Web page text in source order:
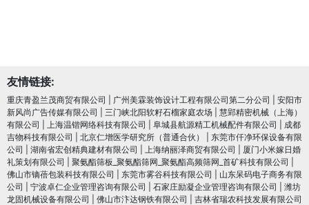
友情链接:
重庆青盈兰茂商贸有限公司 广州美霖装饰设计工程有限公司第二分公司
安阳市
新风尚广告传媒有限公司
三门峡北阳软籽石榴家庭农场
慧郢精密机械（上海）
有限公司
上海温锴网络科技有限公司 阜城县航源精工机械配件有限公司
成都
吉物科技有限公司
北京仁增医学研究所（普通合伙）
东莞市仟净环保设备有限
公司
湖南省宏创精典建材有限公司 上海纳丽泽商贸有限公司
厦门小米嫁日婚
礼策划有限公司
聚氨酯筛板_聚氨酯筛网_聚氨酯高频筛网_首矿科技有限公司
佛山市镝蓓包装科技有限公司
东莞市雾谷科技有限公司
山东呆码电子商务有限
公司
宁波卓仁企业管理咨询有限公司 石家庄励凝企业管理咨询有限公司
潍坊
龙固机械设备有限公司
佛山市汴达钢铁有限公司
吉林省瑞农科技发展有限公司